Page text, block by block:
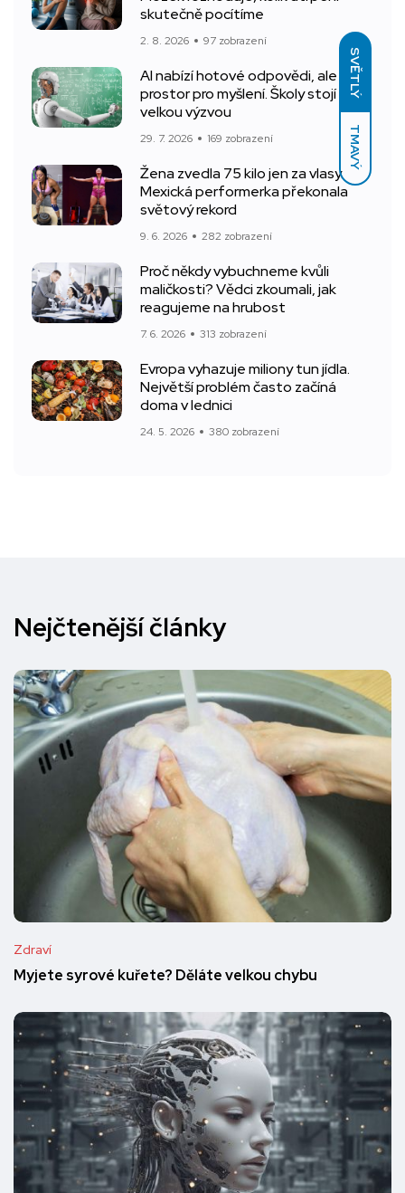
SVĚTLÝ
TMAVÝ
skutečně pocítíme
2. 8. 2026 97 zobrazení
AI nabízí hotové odpovědi, ale bere
prostor pro myšlení. Školy stojí před
velkou výzvou
29. 7. 2026 169 zobrazení
Žena zvedla 75 kilo jen za vlasy.
Mexická performerka překonala
světový rekord
9. 6. 2026 282 zobrazení
Proč někdy vybuchneme kvůli
maličkosti? Vědci zkoumali, jak
reagujeme na hrubost
7. 6. 2026 313 zobrazení
Evropa vyhazuje miliony tun jídla.
Největší problém často začíná
doma v lednici
24. 5. 2026 380 zobrazení
Nejčtenější články
Zdraví
Myjete syrové kuřete? Děláte velkou chybu